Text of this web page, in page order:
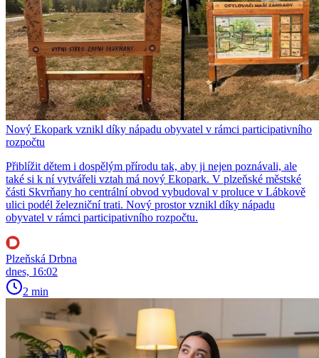
Nový Ekopark vznikl díky nápadu obyvatel v rámci participativního
rozpočtu
Přiblížit dětem i dospělým přírodu tak, aby ji nejen poznávali, ale
také si k ní vytvářeli vztah má nový Ekopark. V plzeňské městské
části Skvrňany ho centrální obvod vybudoval v proluce v Lábkově
ulici podél železniční trati. Nový prostor vznikl díky nápadu
obyvatel v rámci participativního rozpočtu.
Plzeňská Drbna
dnes, 16:02
2 min